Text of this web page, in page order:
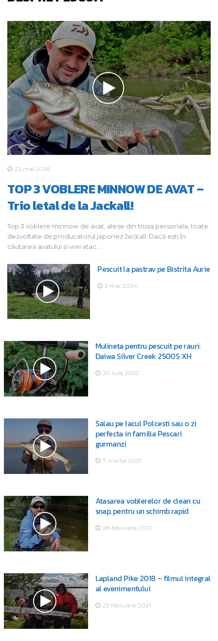
22 mai 2026
TOP 3 VOBLERE MINNOW DE AVAT –
Trio letal de la Jackall!
Top 3 voblere minnow de avat, alese din trusa personala, toate
dezvoltate de producatorul japonez Jackall. Dacă ești în
căutarea avatului și vrei atac…
Pescuit la pastrav pe Bistrita Aurie
2 mai 2024
Mulineta pentru pescuit pe rauri:
Daiwa Silver Creek 2500S XH
20 iulie 2022
Salau pe lacul Polcesti sau o zi
perfecta in familia Pescari
gurmanzi
7 martie 2021
Atasarea voblerelor de clean cu
snap, pentru un schimb rapid
28 februarie 2021
Lapland Pike 2018 – filmul integral
al evenimentului
23 februarie 2021